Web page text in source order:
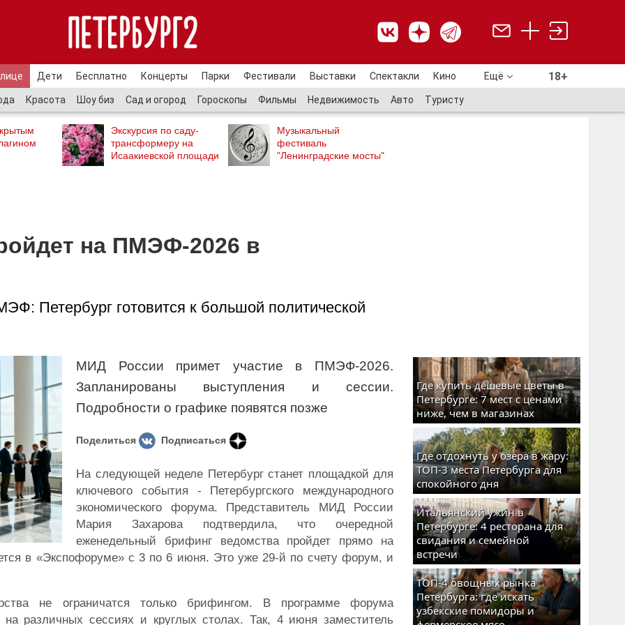
Дети Бесплатно Концерты Парки Фестивали Выставки Спектакли Кино Ещё 18+
Красота Шоу биз Сад и огород Гороскопы Фильмы Недвижимость Авто Туристу
Экскурсия по саду-
трансформеру на
Исаакиевской площади
Музыкальный
фестиваль
"Ленинградские мосты"
на ПМЭФ-2026 в
Петербург готовится к большой политической
МИД России примет участие в ПМЭФ-2026.
Запланированы выступления и сессии.
Подробности о графике появятся позже
Поделиться Подписаться
На следующей неделе Петербург станет площадкой для
ключевого события - Петербургского международного
экономического форума. Представитель МИД России
Мария Захарова подтвердила, что очередной
еженедельный брифинг ведомства пройдет прямо на
в «Экспофоруме» с 3 по 6 июня. Это уже 29-й по счету форум, и
не ограничатся только брифингом. В программе форума
различных сессиях и круглых столах. Так, 4 июня заместитель
Где купить дешевые цветы в
Петербурге: 7 мест с ценами
ниже, чем в магазинах
Где отдохнуть у озера в жару:
ТОП-3 места Петербурга для
спокойного дня
Итальянский ужин в
Петербурге: 4 ресторана для
свидания и семейной
встречи
ТОП-4 овощных рынка
Петербурга: где искать
узбекские помидоры и